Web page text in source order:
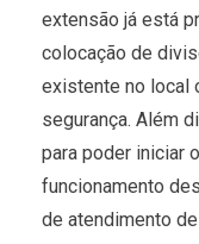
extensão já está
colocação de
existente no local
segurança. Além
para poder iniciar
funcionamento
de atendimento